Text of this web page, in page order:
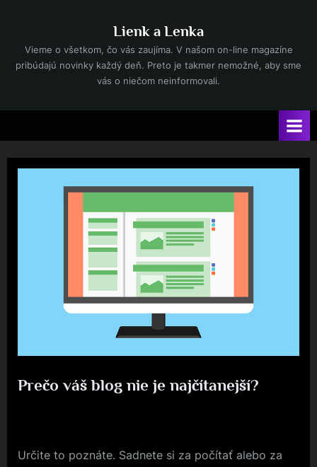
content
Lienk a Lenka
Vieme o všetkom, čo vás zaujíma. V našom on-line magazíne
pribúdajú novinky každý deň. Preto je takmer nemožné, aby sme
vás o niečom neinformovali.
Prečo váš blog nie je najčítanejší?
Určite to poznáte. Sadnete si za počítať alebo za